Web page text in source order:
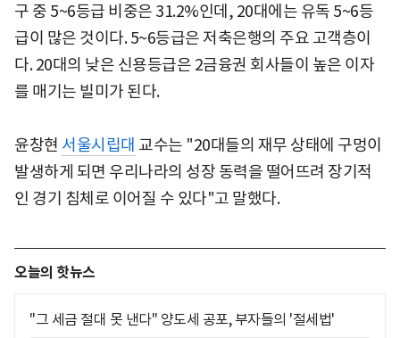
구 중 5~6등급 비중은 31.2%인데, 20대에는 유독 5~6등
급이 많은 것이다. 5~6등급은 저축은행의 주요 고객층이
다. 20대의 낮은 신용등급은 2금융권 회사들이 높은 이자
를 매기는 빌미가 된다.
윤창현 서울시립대 교수는 "20대들의 재무 상태에 구멍이
발생하게 되면 우리나라의 성장 동력을 떨어뜨려 장기적
인 경기 침체로 이어질 수 있다"고 말했다.
오늘의 핫뉴스
"그 세금 절대 못 낸다" 양도세 공포, 부자들의 '절세법'